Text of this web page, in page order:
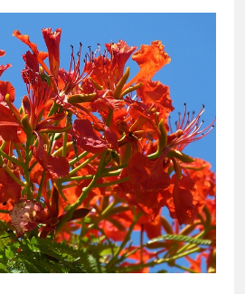
Más
7 Años Atrás
Pharma Flex RX en
México – Descuentos
Masivos en Mercado
Libre
7 Años Atrás
Crucero en México te
lleva a lugares
paranormales con
binoculares de visión
nocturna y reuniones de
secuestrados
7 Años Atrás
La Inteligencia Artificial
deepfake de Samsung
fabrica un clip de
movimiento desde una
sola foto
7 Años Atrás